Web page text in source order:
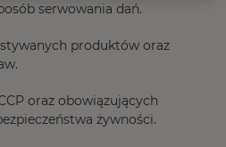
serwowania dań.
produktów oraz
oraz obowiązujących
żywności.